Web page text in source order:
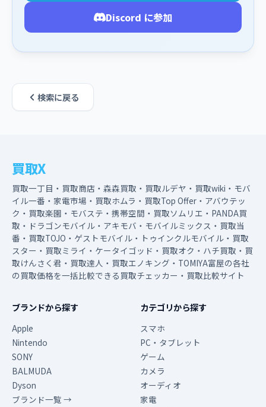
Discord に参加
検索に戻る
買取X
買取一丁目・買取商店・森森買取・買取ルデヤ・買取wiki・モバ
イル一番・家電市場・買取ホムラ・買取Top Offer・アバウテッ
ク・買取楽園・モバステ・携帯空間・買取ソムリエ・PANDA買
取・ドラゴンモバイル・アキモバ・モバイルミックス・買取当
番・買取TOJO・ゲストモバイル・トゥインクルモバイル・買取
スター・買取ミライ・ケータイゴッド・買取オク・ハチ買取・買
取けんさく君・買取達人・買取エノキング・TOMIYA富屋の各社
の買取価格を一括比較できる買取チェッカー・買取比較サイト
ブランドから探す
Apple
Nintendo
SONY
BALMUDA
Dyson
ブランド一覧 →
カテゴリから探す
スマホ
PC・タブレット
ゲーム
カメラ
オーディオ
家電